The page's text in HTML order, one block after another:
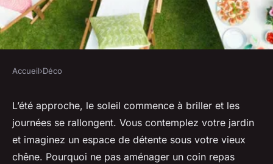
Comment aménager un coin
repas d'extérieur à l'ombre
d'un vieux chêne?
Accueil›Déco
L’été approche, le soleil commence à briller et les
journées se rallongent. Vous contemplez votre jardin
et imaginez un espace de détente sous votre vieux
chêne. Pourquoi ne pas aménager un coin repas